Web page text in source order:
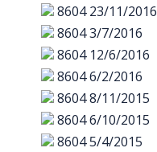
8604 23/11/2016
86043/7/2016
8604 12/6/2016
86046/2/2016
86048/11/2015
86046/10/2015
86045/4/2015